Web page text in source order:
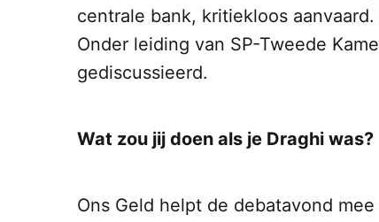
centrale bank, kritiekloos
Onder leiding van SP-Tweede
gediscussieerd.
Wat zou jij doen als je Draghi was?
Ons Geld helpt de debatavond